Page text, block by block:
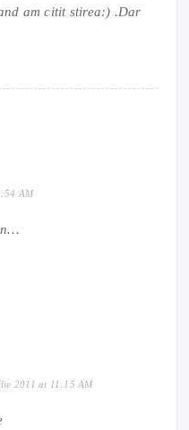
am citit stirea:) .Dar
AM
2011 at 11:15 AM